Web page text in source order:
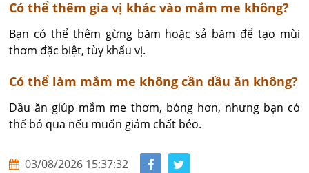
​Có thể thêm gia vị khác vào mắm me không?
Bạn có thể thêm gừng băm hoặc sả băm để tạo mùi
thơm đặc biệt, tùy khẩu vị.
Có thể làm mắm me không cần dầu ăn không?
Dầu ăn giúp mắm me thơm, bóng hơn, nhưng bạn có
thể bỏ qua nếu muốn giảm chất béo.
03/08/2026 15:37:32